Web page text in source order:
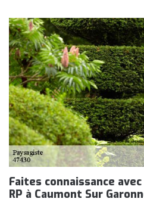
Faites connaissance
RP à Caumont Sur